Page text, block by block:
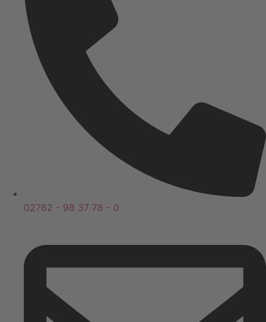
02762 - 98 37 78 - 0